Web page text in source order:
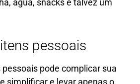
água, snacks e talvez um
pessoais
pode complicar sua
simplificar e levar apenas o